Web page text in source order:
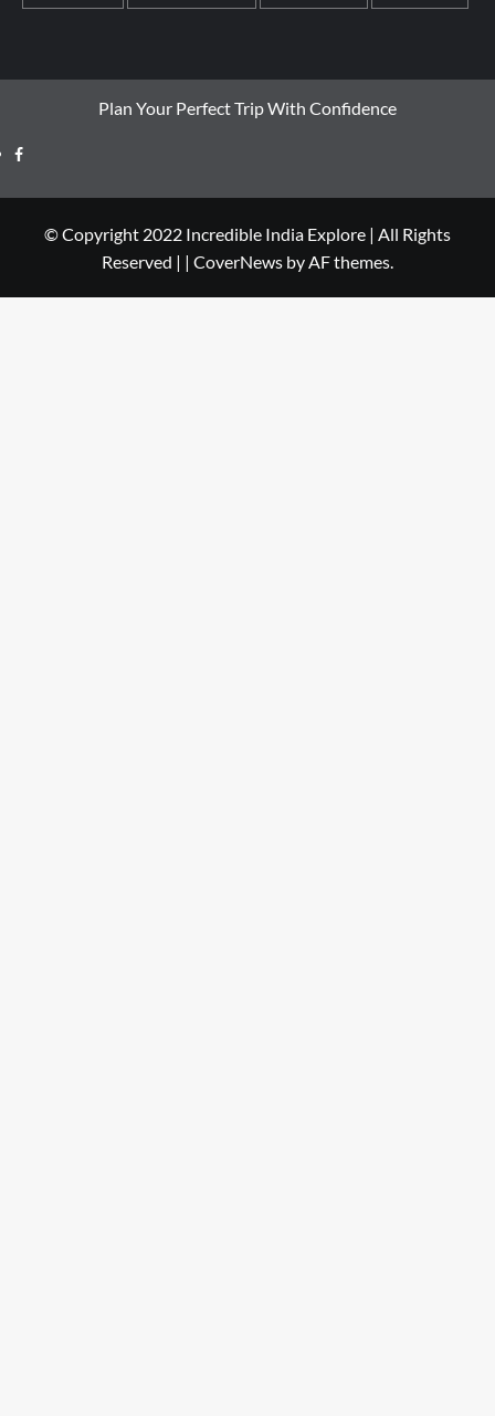
Plan Your Perfect Trip With Confidence
© Copyright 2022 Incredible India Explore | All Rights
Reserved | | CoverNews by AF themes.